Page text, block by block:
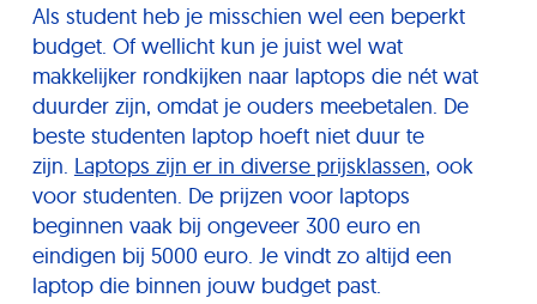
Als student heb je misschien wel een beperkt
budget. Of wellicht kun je juist wel wat
makkelijker rondkijken naar laptops die nét wat
duurder zijn, omdat je ouders meebetalen. De
beste studenten laptop hoeft niet duur te
zijn. Laptops zijn er in diverse prijsklassen, ook
voor studenten. De prijzen voor laptops
beginnen vaak bij ongeveer 300 euro en
eindigen bij 5000 euro. Je vindt zo altijd een
laptop die binnen jouw budget past.